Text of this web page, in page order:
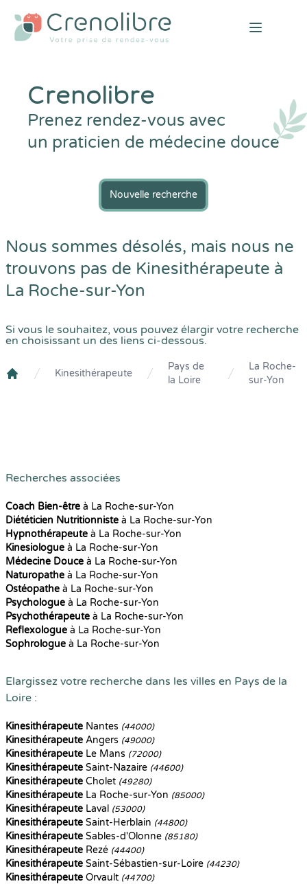
Open
Crenolibre
Prenez rendez-vous avec
un praticien de médecine douce
Nouvelle recherche
Nous sommes désolés, mais nous ne
trouvons pas de Kinesithérapeute à
La Roche-sur-Yon
Si vous le souhaitez, vous pouvez élargir votre recherche
en choisissant un des liens ci-dessous.
Kinesithérapeute
Pays de
la Loire
La Roche-
sur-Yon
Recherches associées
Coach Bien-être à La Roche-sur-Yon
Diététicien Nutritionniste à La Roche-sur-Yon
Hypnothérapeute à La Roche-sur-Yon
Kinesiologue à La Roche-sur-Yon
Médecine Douce à La Roche-sur-Yon
Naturopathe à La Roche-sur-Yon
Ostéopathe à La Roche-sur-Yon
Psychologue à La Roche-sur-Yon
Psychothérapeute à La Roche-sur-Yon
Reflexologue à La Roche-sur-Yon
Sophrologue à La Roche-sur-Yon
Elargissez votre recherche dans les villes en Pays de la
Loire :
Kinesithérapeute Nantes (44000)
Kinesithérapeute Angers (49000)
Kinesithérapeute Le Mans (72000)
Kinesithérapeute Saint-Nazaire (44600)
Kinesithérapeute Cholet (49280)
Kinesithérapeute La Roche-sur-Yon (85000)
Kinesithérapeute Laval (53000)
Kinesithérapeute Saint-Herblain (44800)
Kinesithérapeute Sables-d'Olonne (85180)
Kinesithérapeute Rezé (44400)
Kinesithérapeute Saint-Sébastien-sur-Loire (44230)
Kinesithérapeute Orvault (44700)